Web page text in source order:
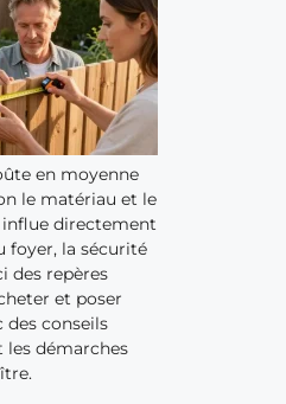
en moyenne
le matériau et le
influe directement
foyer, la sécurité
des repères
et poser
des conseils
les démarches